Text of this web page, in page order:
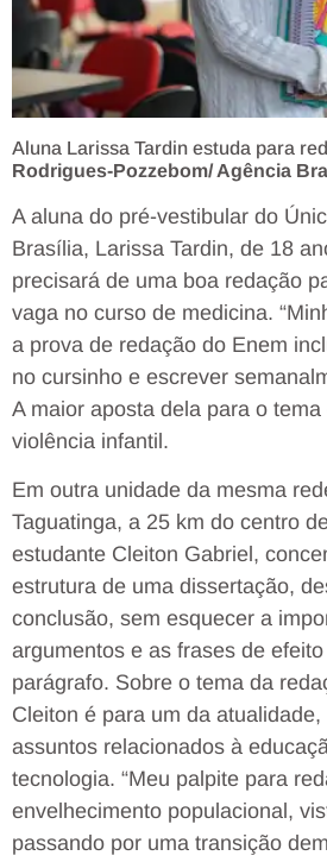
Aluna Larissa Tardin estuda para
Rodrigues-Pozzebom/ Agência
A aluna do pré-vestibular do
Brasília, Larissa Tardin, de 18
precisará de uma boa redação
vaga no curso de medicina.
a prova de redação do Enem
no cursinho e escrever
A maior aposta dela para o
violência infantil.
Em outra unidade da mesma
Taguatinga, a 25 km do centro
estudante Cleiton Gabriel,
estrutura de uma dissertação,
conclusão, sem esquecer a
argumentos e as frases de
parágrafo. Sobre o tema da
Cleiton é para um da
assuntos relacionados à
tecnologia. “Meu palpite para
envelhecimento populacional,
passando por uma transição